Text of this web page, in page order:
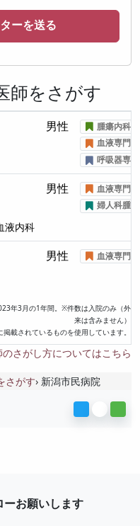
ーを送る
師をさがす
男性
腫瘍内科医
血液専門医
呼吸器専
液内科
男性
血液専門医
婦人科腫
男性 血液専門医
年3月の1年間。※件数は入院のみ（外
来は含みません）
載されているものを使用しています。
のさがし方についてはこちら
さがす 新潟市民病院
ーお願いします